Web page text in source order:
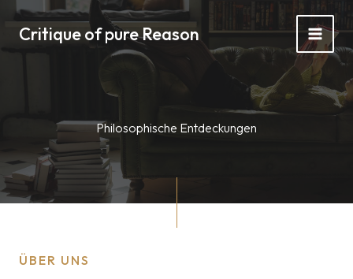
Zum
InhaltCritique of pure Reason
Philosophische Entdeckungen
ÜBER UNS